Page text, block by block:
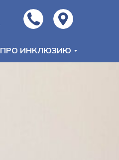
ПРО ИНКЛЮЗИЮ